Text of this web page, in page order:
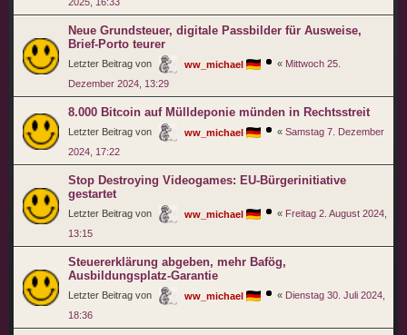
Neue Grundsteuer, digitale Passbilder für Ausweise,
Brief-Porto teurer
Letzter Beitrag von ww_michael « Mittwoch 25.
Dezember 2024, 13:29
8.000 Bitcoin auf Mülldeponie münden in Rechtsstreit
Letzter Beitrag von ww_michael « Samstag 7. Dezember
2024, 17:22
Stop Destroying Videogames: EU-Bürgerinitiative
gestartet
Letzter Beitrag von ww_michael « Freitag 2. August 2024,
13:15
Steuererklärung abgeben, mehr Bafög,
Ausbildungsplatz-Garantie
Letzter Beitrag von ww_michael « Dienstag 30. Juli 2024,
18:36